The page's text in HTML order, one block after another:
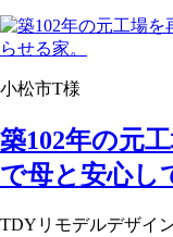
小松市T様
築102年の元
で母と安心し
TDYリモデルデザイ